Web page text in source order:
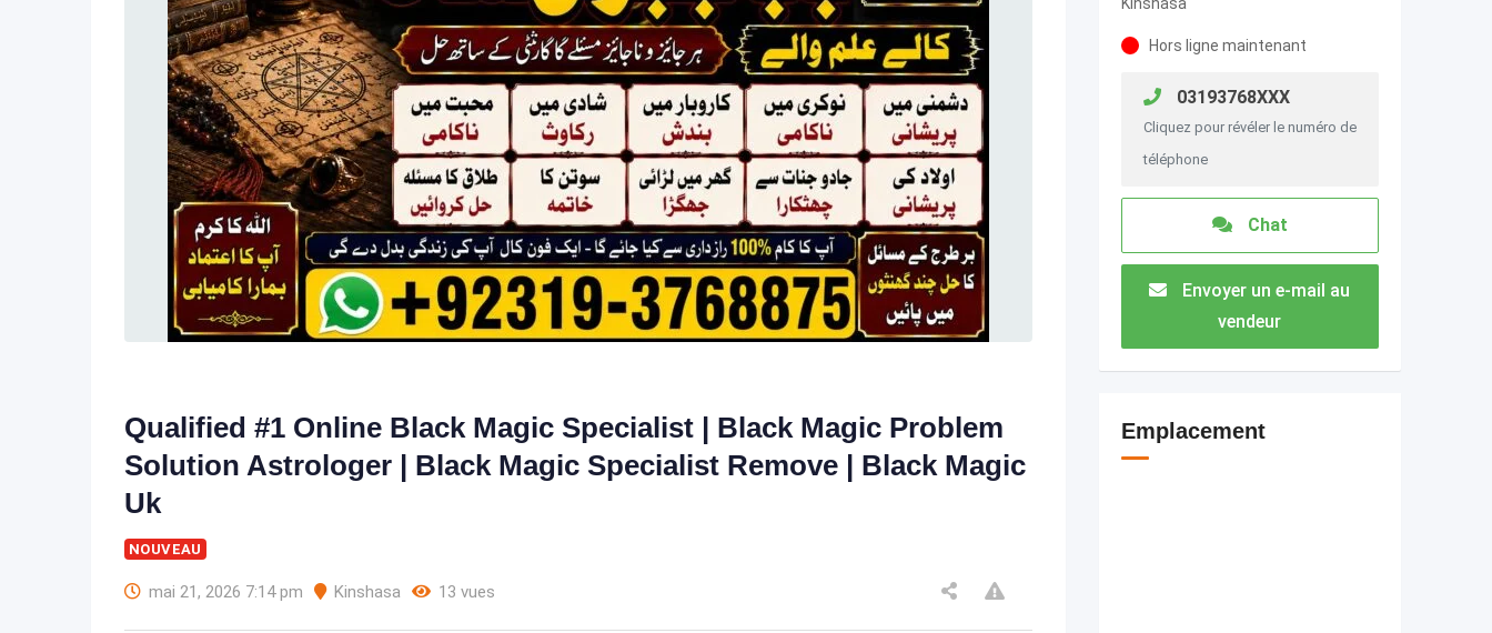
Qualified #1 Online Black Magic Specialist | Black Magic Problem
Solution Astrologer | Black Magic Specialist Remove | Black Magic
Uk
NOUVEAU
mai 21, 2026 7:14 pm Kinshasa 13 vues
Hors ligne maintenant
03193768XXX
Cliquez pour révéler le numéro de
téléphone
Chat
Envoyer un e-mail au
vendeur
Emplacement